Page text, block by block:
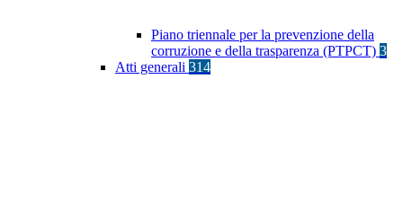
Piano triennale per la prevenzione della
corruzione e della trasparenza (PTPCT) 3
Atti generali 314